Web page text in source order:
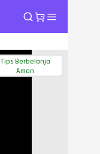
Tips Berbelanja
Aman